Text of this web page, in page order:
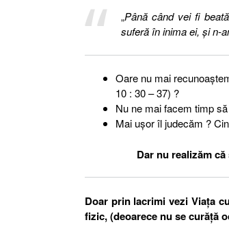
„Până când vei fi
suferă în inima ei, şi n-
Oare nu mai
10 : 30 – 37) ?
Nu ne mai facem timp
Mai ușor îl judecăm ?
Dar nu realizăm
Doar prin lacrimi vezi Viața
fizic, (deoarece nu se curăță